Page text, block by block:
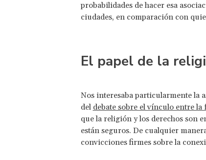
probabilidades de hacer esa
ciudades, en comparación con
El papel de la
Nos interesaba particularmente la
del debate sobre el vínculo entre la
que la religión y los derechos son
están seguros. De cualquier
convicciones firmes sobre la